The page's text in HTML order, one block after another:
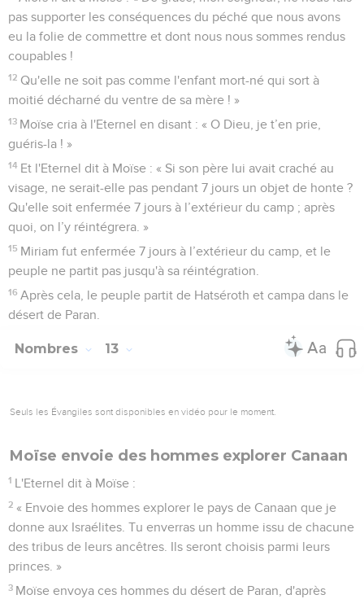
pas supporter les conséquences du péché que nous avons
eu la folie de commettre et dont nous nous sommes rendus
coupables !
12 Qu'elle ne soit pas comme l'enfant mort-né qui sort à
moitié décharné du ventre de sa mère ! »
13 Moïse cria à l'Eternel en disant : « O Dieu, je t’en prie,
guéris-la ! »
14 Et l'Eternel dit à Moïse : « Si son père lui avait craché au
visage, ne serait-elle pas pendant 7 jours un objet de honte ?
Qu'elle soit enfermée 7 jours à l’extérieur du camp ; après
quoi, on l’y réintégrera. »
15 Miriam fut enfermée 7 jours à l’extérieur du camp, et le
peuple ne partit pas jusqu'à sa réintégration.
16 Après cela, le peuple partit de Hatséroth et campa dans le
désert de Paran.
Nombres 13
Seuls les Évangiles sont disponibles en vidéo pour le moment.
Moïse envoie des hommes explorer Canaan
1 L'Eternel dit à Moïse :
2 « Envoie des hommes explorer le pays de Canaan que je
donne aux Israélites. Tu enverras un homme issu de chacune
des tribus de leurs ancêtres. Ils seront choisis parmi leurs
princes. »
3 Moïse envoya ces hommes du désert de Paran, d'après